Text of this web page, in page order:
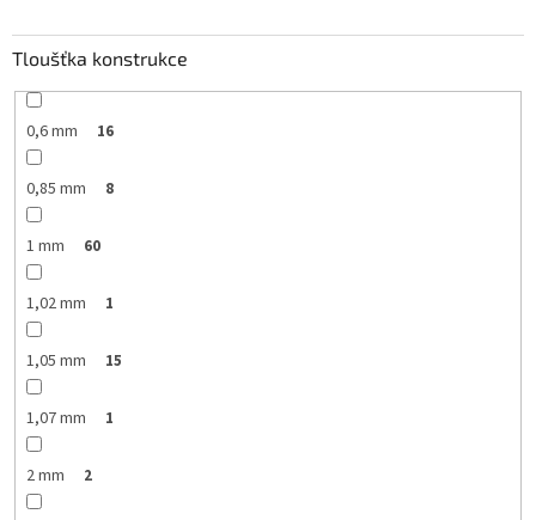
Tloušťka konstrukce
0,6 mm 16
0,85 mm 8
1 mm 60
1,02 mm 1
1,05 mm 15
1,07 mm 1
2 mm 2